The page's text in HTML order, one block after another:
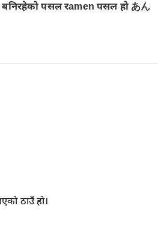
पसल रamen पसल हो あん
ठाउँ हो।